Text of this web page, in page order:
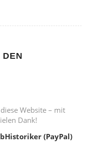
Website – mit
Dank!
(PayPal)